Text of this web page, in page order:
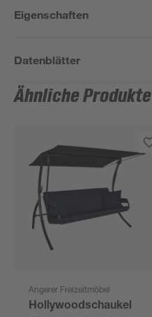
Eigenschaften
Datenblätter
Ähnliche Produkte
Angerer Freizeitmöbel
Hollywoodschaukel